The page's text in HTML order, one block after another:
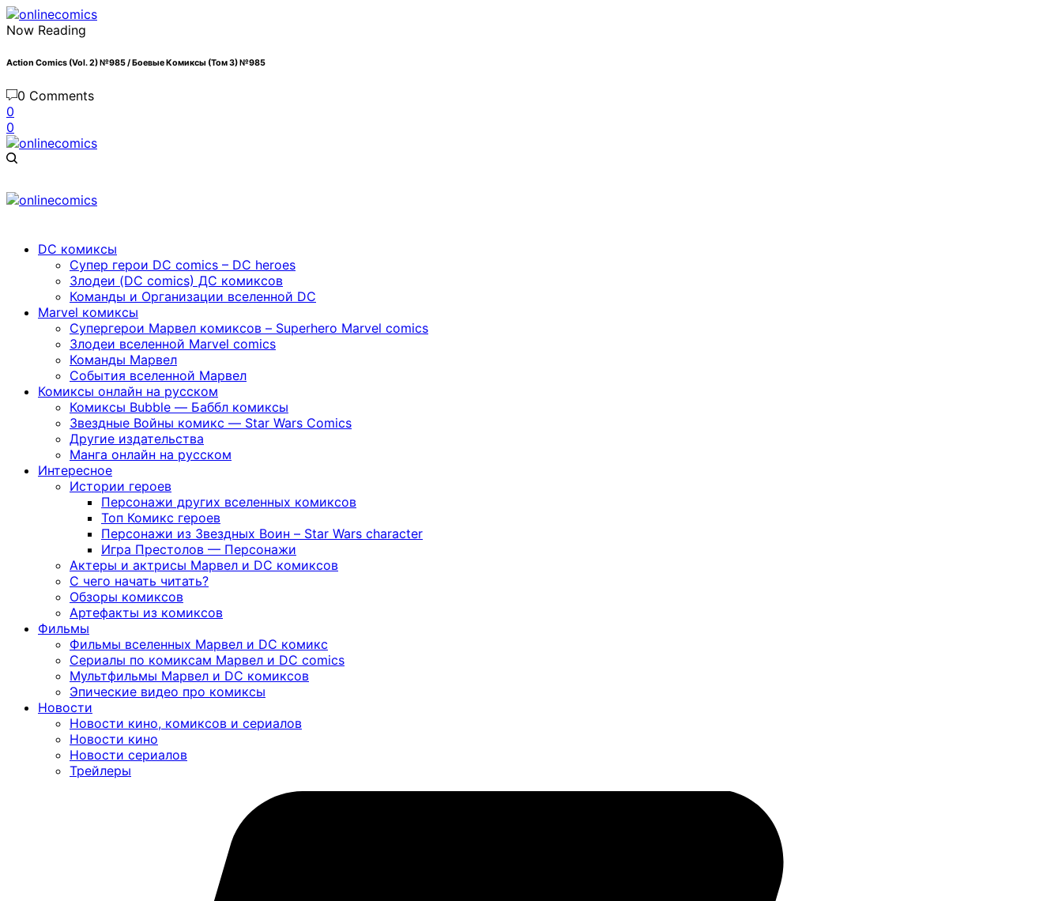
Now Reading
Action Comics (Vol. 2) №985 / Боевые Комиксы (Том 3) №985
0 Comments
0
0
DC комиксы
Cупер герои DC comics – DC heroes
Злодеи (DC comics) ДС комиксов
Команды и Организации вселенной DC
Marvel комиксы
Cупергерои Марвел комиксов – Superhero Marvel comics
Злодеи вселенной Marvel comics
Команды Марвел
События вселенной Марвел
Комиксы онлайн на русском
Комиксы Bubble — Баббл комиксы
Звездные Войны комикс — Star Wars Comics
Другие издательства
Манга онлайн на русском
Интересное
Истории героев
Персонажи других вселенных комиксов
Топ Комикс героев
Персонажи из Звездных Воин – Star Wars character
Игра Престолов — Персонажи
Актеры и актрисы Марвел и DC комиксов
С чего начать читать?
Обзоры комиксов
Артефакты из комиксов
Фильмы
Фильмы вселенных Марвел и DC комикс
Сериалы по комиксам Марвел и DC comics
Мультфильмы Марвел и DC комиксов
Эпические видео про комиксы
Новости
Новости кино, комиксов и сериалов
Новости кино
Новости сериалов
Трейлеры